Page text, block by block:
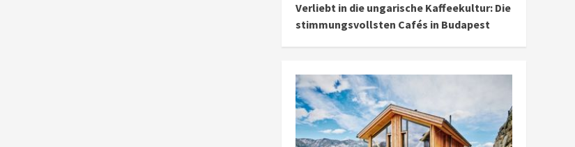
Verliebt in die ungarische Kaffeekultur: Die
stimmungsvollsten Cafés in Budapest